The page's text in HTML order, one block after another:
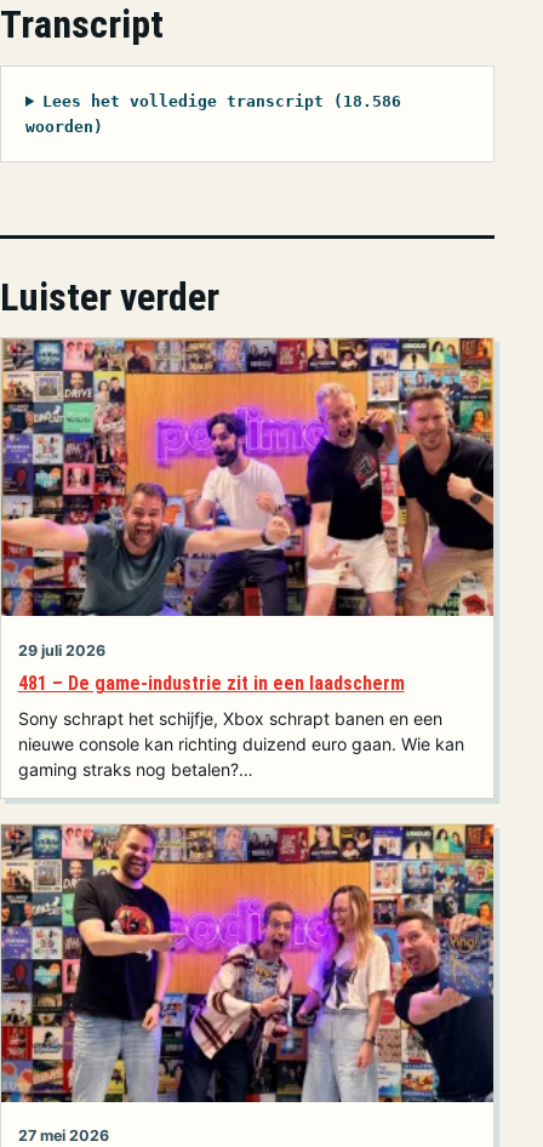
Transcript
Lees het volledige transcript (18.586
woorden)
Luister verder
29 juli 2026
481 – De game-industrie zit in een laadscherm
Sony schrapt het schijfje, Xbox schrapt banen en een
nieuwe console kan richting duizend euro gaan. Wie kan
gaming straks nog betalen?…
27 mei 2026